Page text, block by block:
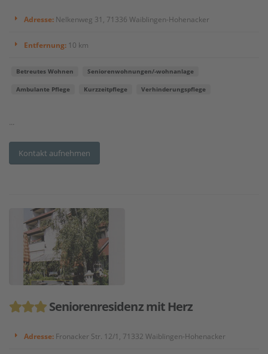
Adresse: Nelkenweg 31, 71336 Waiblingen-Hohenacker
Entfernung: 10 km
Betreutes Wohnen Seniorenwohnungen/-wohnanlage
Ambulante Pflege Kurzzeitpflege Verhinderungspflege
...
Kontakt aufnehmen
Seniorenresidenz mit Herz
Adresse: Fronacker Str. 12/1, 71332 Waiblingen-Hohenacker